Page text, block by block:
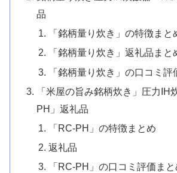
品
「銘柄量り炊き」の特徴まと
「銘柄量り炊き」返礼品まと
「銘柄量り炊き」の口コミ評
「米屋の旨み銘柄炊き」圧力IH
PH」返礼品
「RC-PH」の特徴まとめ
返礼品
「RC-PH」の口コミ評価まと